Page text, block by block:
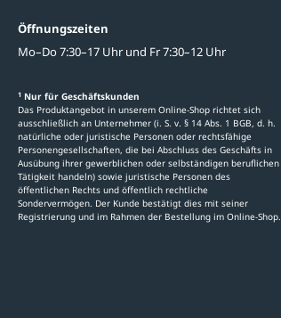
Öffnungszeiten
Mo–Do 7:30–17 Uhr und Fr 7:30–12 Uhr
1 Nur für Geschäftskunden
Das Produktangebot in unserem Online-Shop richtet sich
ausschließlich an Unternehmer (i. S. v. § 14 Abs. 1 BGB, d. h.
natürliche oder juristische Personen oder rechtsfähige
Personengesellschaften, die bei Abschluss des Geschäfts in
Ausübung ihrer gewerblichen oder selbständigen beruflichen
Tätigkeit handeln) sowie juristische Personen des
öffentlichen Rechts und öffentlich rechtliche
Sondervermögen. Der Kunde bestätigt dies mit seiner
Registrierung und im Rahmen der Bestellung im Online-Shop.